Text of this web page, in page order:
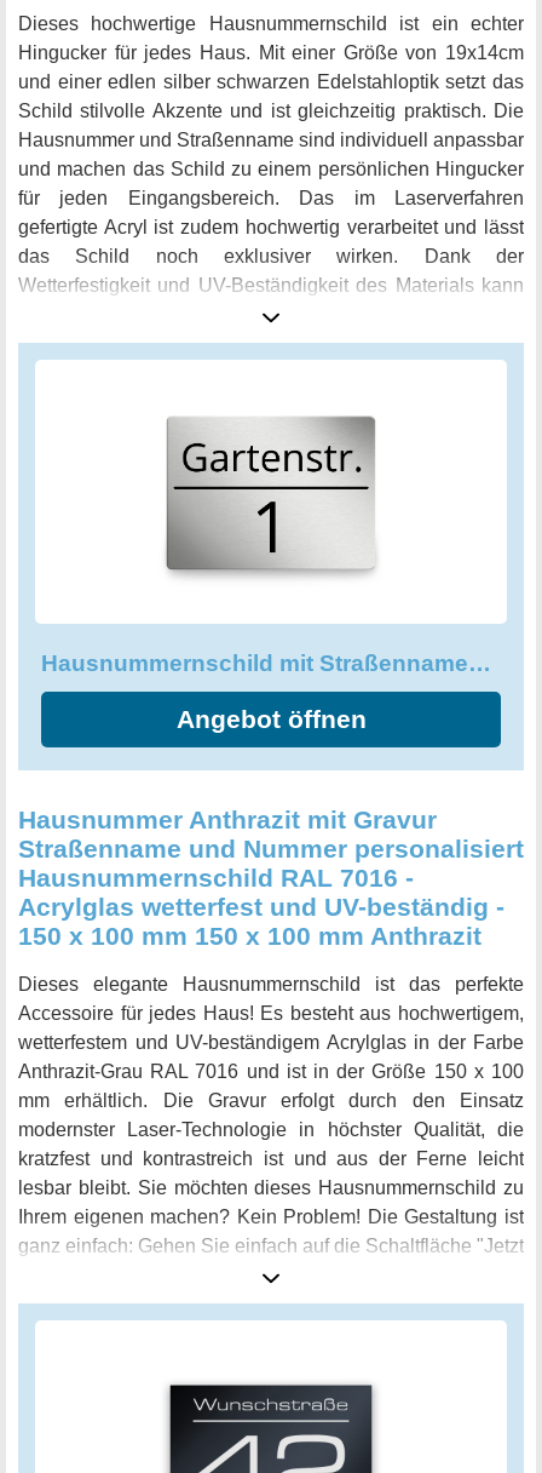
Dieses hochwertige Hausnummernschild ist ein echter
Hingucker für jedes Haus. Mit einer Größe von 19x14cm
und einer edlen silber schwarzen Edelstahloptik setzt das
Schild stilvolle Akzente und ist gleichzeitig praktisch. Die
Hausnummer und Straßenname sind individuell anpassbar
und machen das Schild zu einem persönlichen Hingucker
für jeden Eingangsbereich. Das im Laserverfahren
gefertigte Acryl ist zudem hochwertig verarbeitet und lässt
das Schild noch exklusiver wirken. Dank der
Wetterfestigkeit und UV-Beständigkeit des Materials kann
das Hausnummernschild bedenkenlos im Freien
angebracht werden. Dabei kann man zwischen der
elegantem Schwarz gehalten und wird auf dem silbernen
Hintergrund perfekt in Szene gesetzt. Dieses Schild darf an
keinem modernen Eingang fehlen!
Hausnummernschild mit Straßennamen & Hausnummer 19x14cm
Angebot öffnen
Hausnummer Anthrazit mit Gravur
Straßenname und Nummer personalisiert
Hausnummernschild RAL 7016 -
Acrylglas wetterfest und UV-beständig -
150 x 100 mm 150 x 100 mm Anthrazit
Dieses elegante Hausnummernschild ist das perfekte
Accessoire für jedes Haus! Es besteht aus hochwertigem,
wetterfestem und UV-beständigem Acrylglas in der Farbe
Anthrazit-Grau RAL 7016 und ist in der Größe 150 x 100
mm erhältlich. Die Gravur erfolgt durch den Einsatz
modernster Laser-Technologie in höchster Qualität, die
kratzfest und kontrastreich ist und aus der Ferne leicht
lesbar bleibt. Sie möchten dieses Hausnummernschild zu
Ihrem eigenen machen? Kein Problem! Die Gestaltung ist
ganz einfach: Gehen Sie einfach auf die Schaltfläche "Jetzt
anpassen" und füllen Sie die Felder mit Ihrer Wunschtext
ein. Sie können die Schriftart, Größe und die Position des
ausstatten und es somit perfekt auf Ihre Bedürfnisse
zuschneiden. Mit diesem individuellen und eleganten
Hausnummernschild bringen Sie Stil und Persönlichkeit zu